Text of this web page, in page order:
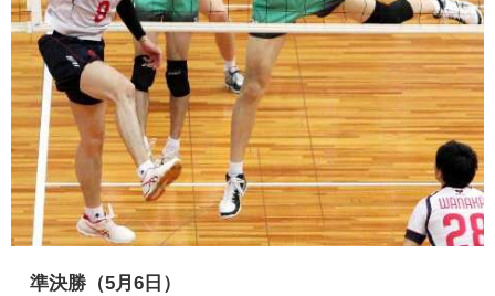
準決勝（5月6日）